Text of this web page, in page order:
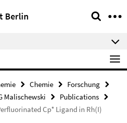
Berlin
Chemie
Forschung
Malischewski
Publications
Cp* Ligand in Rh(I)